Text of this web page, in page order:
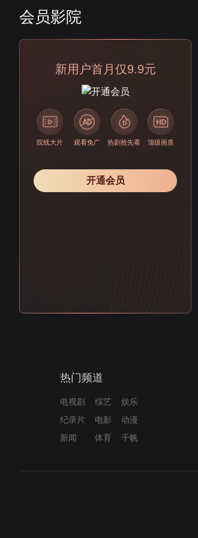
会员影院
新用户首月仅9.9元
院线大片 观看免广 热剧抢先看 顶级画质
开通会员
热门频道
电视剧 综艺
娱乐
纪录片
电影
动漫
新闻
体育 千帆